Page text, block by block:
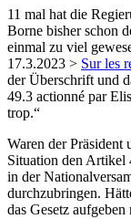
11 mal hat die
Borne bisher schon
einmal zu viel
17.3.2023 > Sur les
der Überschrift und
49.3 actionné par
trop.“
Waren der Präsident
Situation den Artikel
in der
durchzubringen.
das Gesetz aufgeben